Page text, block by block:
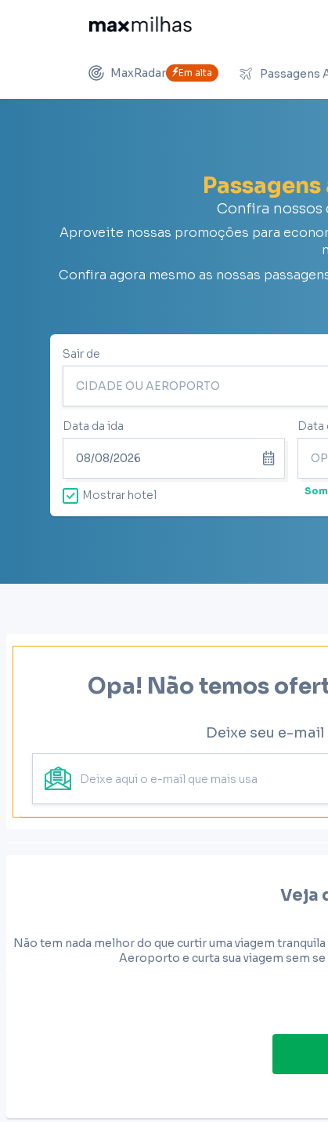
MaxRadar Em alta Passagens
Confira nossos
Aproveite nossas promoções para
Confira agora mesmo as nossas
Sair de
Data da ida Data
Mostrar hotel
Opa! Não temos
Deixe seu e-
Veja
Não tem nada melhor do que curtir uma viagem
Aeroporto e curta sua viagem sem